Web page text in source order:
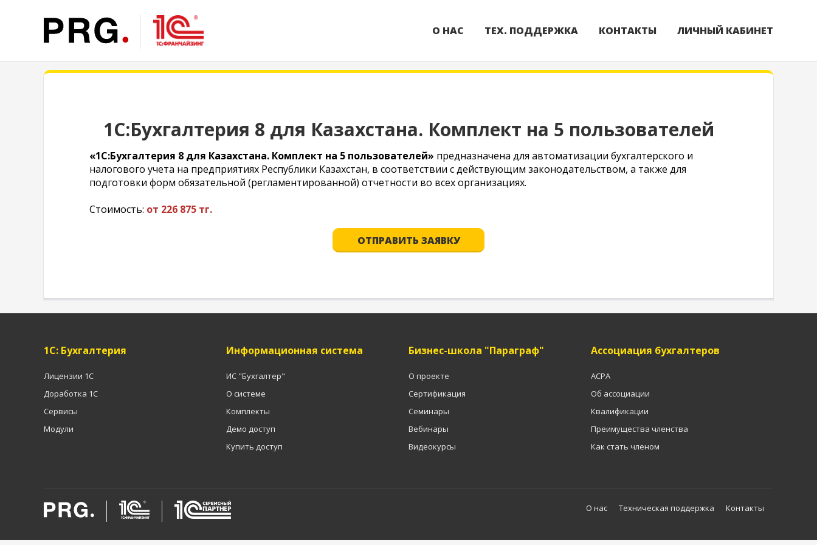
О НАС ТЕХ. ПОДДЕРЖКА КОНТАКТЫ ЛИЧНЫЙ КАБИНЕТ
1С:Бухгалтерия 8 для Казахстана. Комплект на 5 пользователей
«1С:Бухгалтерия 8 для Казахстана. Комплект на 5 пользователей» предназначена для автоматизации бухгалтерского и
налогового учета на предприятиях Республики Казахстан, в соответствии с действующим законодательством, а также для
подготовки форм обязательной (регламентированной) отчетности во всех организациях.
Стоимость: от 226 875 тг.
ОТПРАВИТЬ ЗАЯВКУ
1C: Бухгалтерия
Лицензии 1С
Доработка 1С
Сервисы
Модули
Информационная система
ИС "Бухгалтер"
О системе
Комплекты
Демо доступ
Купить доступ
Бизнес-школа "Параграф"
О проекте
Сертификация
Семинары
Вебинары
Видеокурсы
Ассоциация бухгалтеров
ACPA
Об ассоциации
Квалификации
Преимущества членства
Как стать членом
О нас Техническая поддержка Контакты